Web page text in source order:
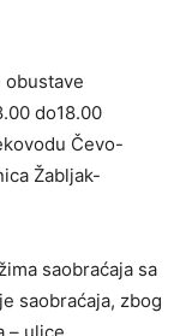
obustave
do18.00
Čevo-
Žabljak-
saobraćaja sa
saobraćaja, zbog